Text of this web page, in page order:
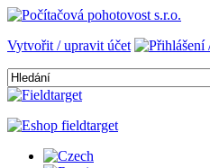
Vytvořit / upravit účet